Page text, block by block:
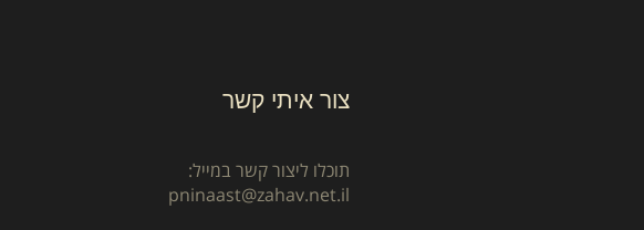
צור איתי קשר
תוכלו ליצור קשר במייל:
pninaast@zahav.net.il